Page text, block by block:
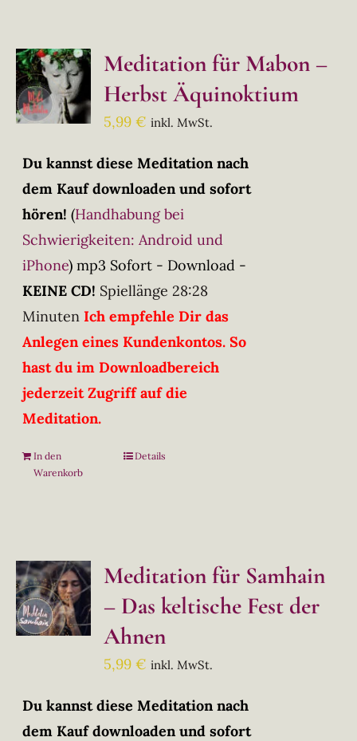
Meditation für Mabon –
Herbst Äquinoktium
5,99€ inkl. MwSt.
Du kannst diese Meditation nach
dem Kauf downloaden und sofort
hören! (Handhabung bei
Schwierigkeiten: Android und
iPhone) mp3 Sofort - Download -
KEINE CD! Spiellänge 28:28
Minuten Ich empfehle Dir das
Anlegen eines Kundenkontos. So
hast du im Downloadbereich
jederzeit Zugriff auf die
Meditation.
In den
Warenkorb
Details
Meditation für Samhain
– Das keltische Fest der
Ahnen
5,99€ inkl. MwSt.
Du kannst diese Meditation nach
dem Kauf downloaden und sofort